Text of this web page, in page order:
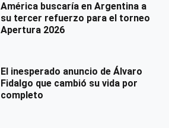
América buscaría en Argentina a
su tercer refuerzo para el torneo
Apertura 2026
El inesperado anuncio de Álvaro
Fidalgo que cambió su vida por
completo